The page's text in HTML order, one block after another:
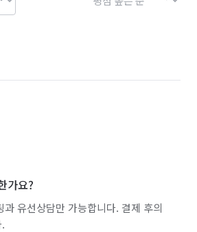
가요?
과 유선상담만 가능합니다. 결제 후의